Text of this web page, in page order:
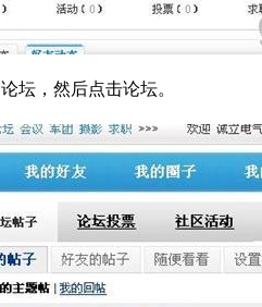
坛，然后点击论坛。